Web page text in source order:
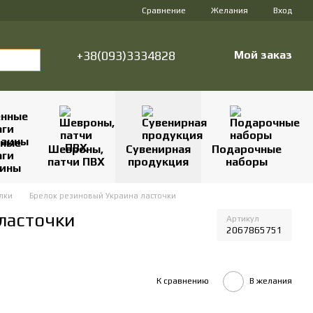
Сравнение Желания Вход
+38(093)3334828 Мой заказ
Шевроны,
патчи ПВХ
Сувенирная
продукция
Подарочные
наборы
Брелок резиновый Украина ласточки
Артикул
2067865751
К сравнению В желания